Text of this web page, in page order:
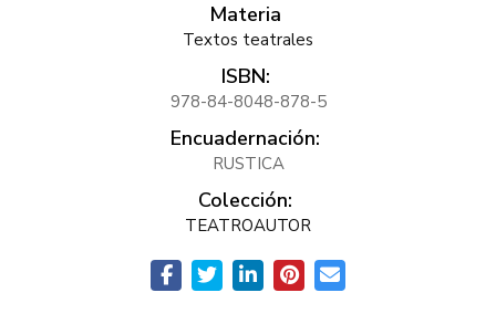
Materia
Textos teatrales
ISBN:
978-84-8048-878-5
Encuadernación:
RUSTICA
Colección:
TEATROAUTOR